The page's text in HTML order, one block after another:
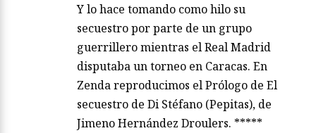
Y lo hace tomando como hilo su
secuestro por parte de un grupo
guerrillero mientras el Real Madrid
disputaba un torneo en Caracas. En
Zenda reproducimos el Prólogo de El
secuestro de Di Stéfano (Pepitas), de
Jimeno Hernández Droulers. *****